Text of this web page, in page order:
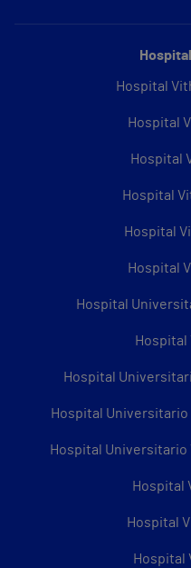
Hospital
Hospital
Hospital
Hospital
Hospital
Hospital
Hospital
Hospital
Hospital
Hospital Universitario
Hospital Universitario
Hospital
Hospital
Hospital